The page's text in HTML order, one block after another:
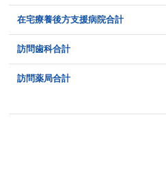
在宅療養後方支援病院合計
訪問歯科合計
訪問薬局合計